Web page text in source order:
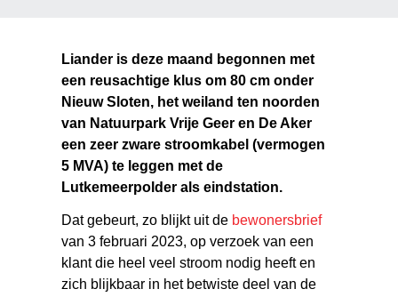
Liander is deze maand begonnen met
een reusachtige klus om 80 cm onder
Nieuw Sloten, het weiland ten noorden
van Natuurpark Vrije Geer en De Aker
een zeer zware stroomkabel (vermogen
5 MVA) te leggen met de
Lutkemeerpolder als eindstation.
Dat gebeurt, zo blijkt uit de bewonersbrief
van 3 februari 2023, op verzoek van een
klant die heel veel stroom nodig heeft en
zich blijkbaar in het betwiste deel van de